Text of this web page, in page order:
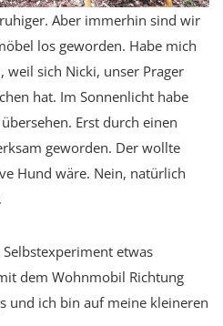
Aber immerhin sind wir
los geworden. Habe mich
weil sich Nicki, unser Prager
hat. Im Sonnenlicht habe
Erst durch einen
geworden. Der wollte
Hund wäre. Nein, natürlich
etwas
dem Wohnmobil Richtung
und ich bin auf meine kleineren